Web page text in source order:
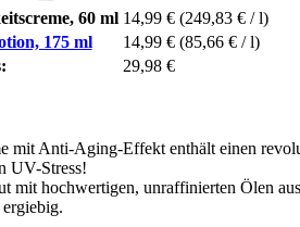
60 ml 14,99 € (249,83 € / l)
175 ml
14,99 € (85,66 € / l)
29,98 €
mit Anti-Aging-Effekt enthält einen
UV-Stress!
mit hochwertigen, unraffinierten Ölen